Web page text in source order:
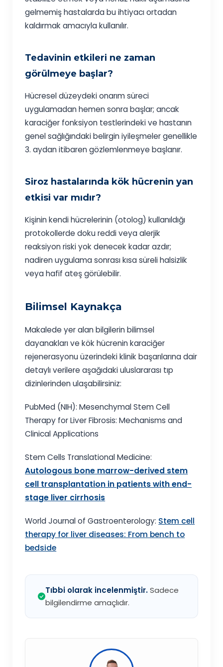
gelmemiş hastalarda bu ihtiyacı ortadan
kaldırmak amacıyla kullanılır.
Tedavinin etkileri ne zaman
görülmeye başlar?
Hücresel düzeydeki onarım süreci
uygulamadan hemen sonra başlar; ancak
karaciğer fonksiyon testlerindeki ve hastanın
genel sağlığındaki belirgin iyileşmeler genellikle
3. aydan itibaren gözlemlenmeye başlanır.
Siroz hastalarında kök hücrenin yan
etkisi var mıdır?
Kişinin kendi hücrelerinin (otolog) kullanıldığı
protokollerde doku reddi veya alerjik
reaksiyon riski yok denecek kadar azdır;
nadiren uygulama sonrası kısa süreli halsizlik
veya hafif ateş görülebilir.
Bilimsel Kaynakça
Makalede yer alan bilgilerin bilimsel
dayanakları ve kök hücrenin karaciğer
rejenerasyonu üzerindeki klinik başarılarına dair
detaylı verilere aşağıdaki uluslararası tıp
dizinlerinden ulaşabilirsiniz:
PubMed (NIH): Mesenchymal Stem Cell
Therapy for Liver Fibrosis: Mechanisms and
Clinical Applications
Stem Cells Translational Medicine:
Autologous bone marrow-derived stem
cell transplantation in patients with end-
stage liver cirrhosis
World Journal of Gastroenterology: Stem cell
therapy for liver diseases: From bench to
bedside
Tıbbi olarak incelenmiştir.Sadece
bilgilendirme amaçlıdır.